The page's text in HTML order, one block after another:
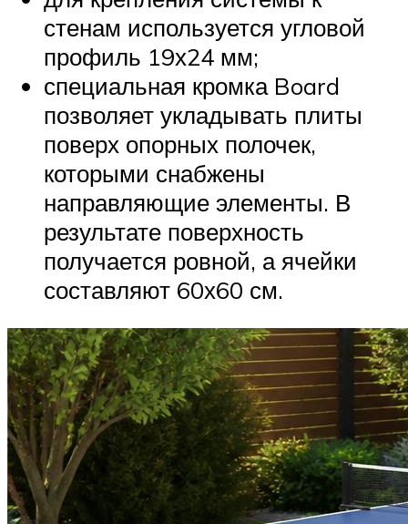
стенам используется угловой
профиль 19х24 мм;
специальная кромка Board
позволяет укладывать плиты
поверх опорных полочек,
которыми снабжены
направляющие элементы. В
результате поверхность
получается ровной, а ячейки
составляют 60х60 см.